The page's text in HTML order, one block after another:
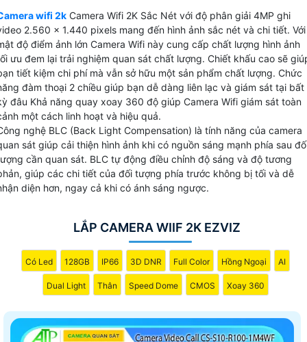
lượng ngay cả trong điều kiện ánh sáng yếu. Khả năng
thoại 2 chiều tích hợp giúp bạn có thể giao tiếp dễ
với người ở nhà mọi lúc mọi nơi. 🦉 Nét cần nghĩ đến
camera wifi độ phân giải 2k tính năng báo động chống
giúp bảo vệ tài sản và ngôi nhà của bạn hiệu quả hơn.
thực sự là dòng camera thông minh mà bạn không nên
lỡ.
wifi 2k Camera Wifi 2K Sắc Nét với độ phân giải 4MP ghi
2.560 x 1.440 pixels mang đến hình ảnh sắc nét và chi tiết. Với
độ điểm ảnh lớn Camera Wifi này cung cấp chất lượng hình ảnh
ưu đem lại trải nghiệm quan sát chất lượng. Chiết khấu cao sẽ
tiết kiệm chi phí mà vẫn sở hữu một sản phẩm chất lượng. Chức
đàm thoại 2 chiều giúp bạn dễ dàng liên lạc và giám sát tại bất
đâu Khả năng quay xoay 360 độ giúp Camera Wifi giám sát toàn
một cách linh hoạt và hiệu quả.
nghệ BLC (Back Light Compensation) là tính năng của camera
sát giúp cải thiện hình ảnh khi có nguồn sáng mạnh phía sau
cần quan sát. BLC tự động điều chỉnh độ sáng và độ tương
giúp các chi tiết của đối tượng phía trước không bị tối và dễ
diện hơn, ngay cả khi có ánh sáng ngược.
LẮP CAMERA WIIF 2K EZVIZ
Có Led 128GB IP66 3D DNR Full Color Hồng Ngoại AI
Dual Light Thân Speed Dome CMOS Xoay 360